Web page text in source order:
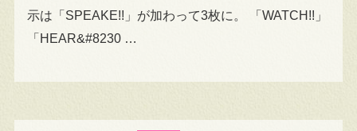
示は「SPEAKE!!」が加わって3枚に。 「WATCH!!」
「HEAR&#8230 …